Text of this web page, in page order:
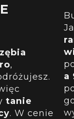
,
tanie
. W cenie
a